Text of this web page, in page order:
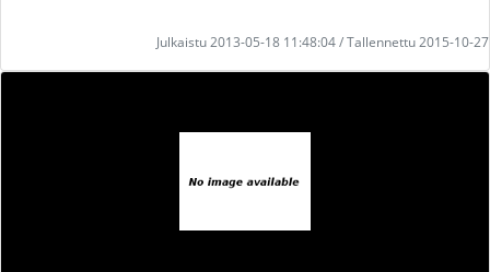
Julkaistu 2013-05-18 11:48:04 / Tallennettu 2015-10-27